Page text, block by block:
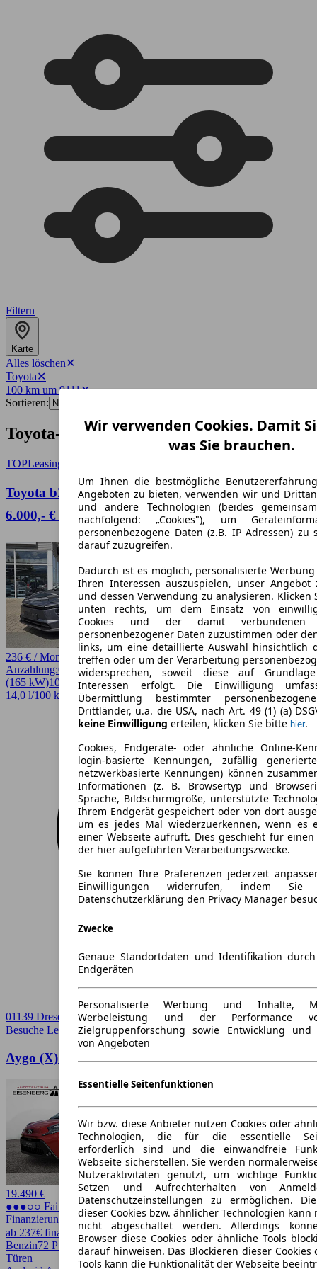
Wir verwenden Cookies. Damit
was Sie brauchen.
Um Ihnen die bestmögliche
Angeboten zu bieten, verwenden wir und
und andere Technologien (beides
nachfolgend: „Cookies"), um
personenbezogene Daten (z.B. IP Adressen) zu
darauf zuzugreifen.
Dadurch ist es möglich, personalisierte
Ihren Interessen auszuspielen, unser Angebot
und dessen Verwendung zu analysieren. Klicken
unten rechts, um dem Einsatz von
Cookies und der damit verbundenen
personenbezogener Daten zuzustimmen oder
links, um eine detaillierte Auswahl hinsichtlich
treffen oder um der Verarbeitung
widersprechen, soweit diese auf
Interessen erfolgt. Die Einwilligung
Übermittlung bestimmter
Drittländer, u.a. die USA, nach Art. 49 (1) (a)
keine Einwilligung erteilen, klicken Sie bitte hier.
Cookies, Endgeräte- oder ähnliche Online-
login-basierte Kennungen, zufällig
netzwerkbasierte Kennungen) können
Informationen (z. B. Browsertyp und
Sprache, Bildschirmgröße, unterstützte
Ihrem Endgerät gespeichert oder von dort
um es jedes Mal wiederzuerkennen, wenn es
einer Webseite aufruft. Dies geschieht für
der hier aufgeführten Verarbeitungszwecke.
Sie können Ihre Präferenzen jederzeit
Einwilligungen widerrufen, indem
Datenschutzerklärung den Privacy Manager
Zwecke
Genaue Standortdaten und Identifikation
Endgeräten
Personalisierte Werbung und Inhalte,
Werbeleistung und der Performance
Zielgruppenforschung sowie Entwicklung und
von Angeboten
Essentielle Seitenfunktionen
Wir bzw. diese Anbieter nutzen Cookies oder
Technologien, die für die essentielle
erforderlich sind und die einwandfreie
Webseite sicherstellen. Sie werden
Nutzeraktivitäten genutzt, um wichtige
Setzen und Aufrechterhalten von
Datenschutzeinstellungen zu ermöglichen.
dieser Cookies bzw. ähnlicher Technologien kann
nicht abgeschaltet werden. Allerdings
Browser diese Cookies oder ähnliche Tools
darauf hinweisen. Das Blockieren dieser
Tools kann die Funktionalität der Webseite
Filtern
Karte
Alles löschen✕
Toyota✕
100 km um 9111✕
Sortieren:
Toyota-Angebote in Chemnitz
TOPLeasing
Toyota bZ4X Touring Teamplayer 4x2⚡⚡inkl.
6.000,- € BAFA Prämie als Anzahlung⚡⚡
236 € / Monat
Anzahlung:0,00 €Laufzeit:36 Monatekm/Jahr:10.000Elektro224 PS
(165 kW)10 km EZ 08/2026 Automatik SUV / Pickup4 Türen
14,0 l/100 km (komb.)* · 0 g/km CO2* · CO2-Klasse A
01139 Dresden
Besuche Leasingmarkt➚
Aygo (X) Toyota Aygo X 1.0 Teamplayer
19.490 €
●●●○○ Fairer Preis
Finanzierung möglich
ab 237€ finanzieren ↗
Benzin72 PS (53 kW)4.500 km EZ 08/2025AutomatikLimousine5
Türen